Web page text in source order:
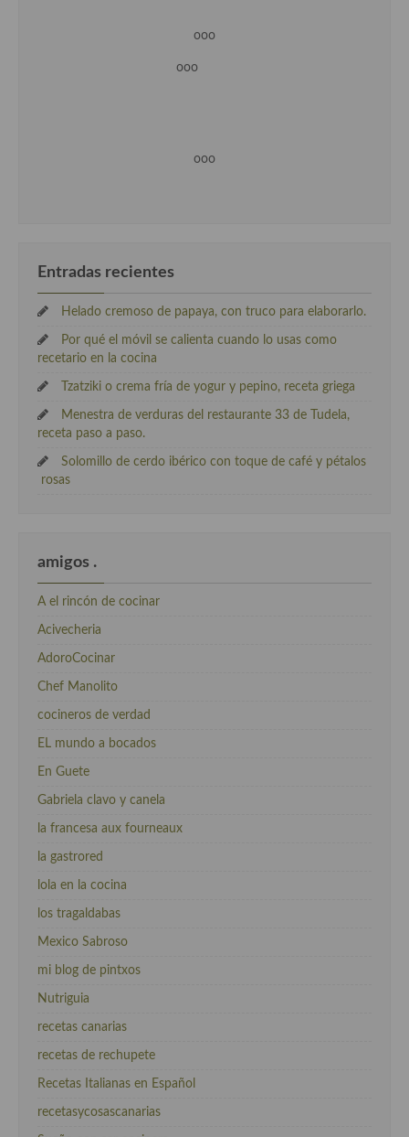
ooo
ooo
ooo
Entradas recientes
Helado cremoso de papaya, con truco para elaborarlo.
Por qué el móvil se calienta cuando lo usas como
recetario en la cocina
Tzatziki o crema fría de yogur y pepino, receta griega
Menestra de verduras del restaurante 33 de Tudela,
receta paso a paso.
Solomillo de cerdo ibérico con toque de café y pétalos
rosas
amigos .
A el rincón de cocinar
Acivecheria
AdoroCocinar
Chef Manolito
cocineros de verdad
EL mundo a bocados
En Guete
Gabriela clavo y canela
la francesa aux fourneaux
la gastrored
lola en la cocina
los tragaldabas
Mexico Sabroso
mi blog de pintxos
Nutriguia
recetas canarias
recetas de rechupete
Recetas Italianas en Español
recetasycosascanarias